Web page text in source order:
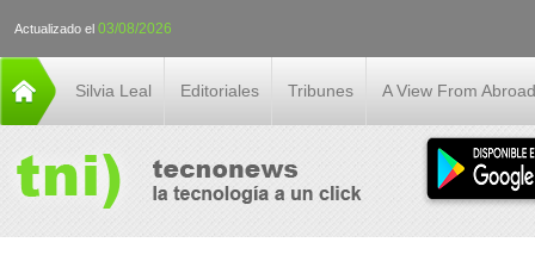
Actualizado el 03/08/2026
Silvia Leal Editoriales Tribunes A View From Abroad